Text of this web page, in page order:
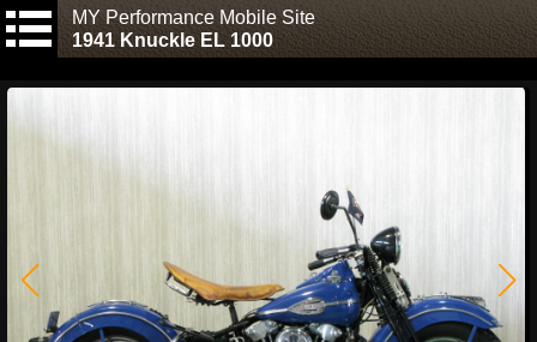
MY Performance Mobile Site
1941 Knuckle EL 1000